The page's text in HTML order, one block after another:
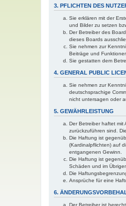
3. PFLICHTEN DES
Sie erklären mit der
und Bilder zu setzen
Der Betreiber des
dieses Boards
Sie nehmen zur
Beiträge und
Sie gestatten dem
4. GENERAL PUBLIC
Sie nehmen zur
deutschsprachige
nicht untersagen oder
5. GEWÄHRLEISTUNG
Der Betreiber haftet mit
zurückzuführen sind.
Die Haftung ist
(Kardinalpflichten) auf
entgangenen Gewinn.
Die Haftung ist
Schäden und im
Die
Ansprüche für eine
6.
Der Betreiber ist